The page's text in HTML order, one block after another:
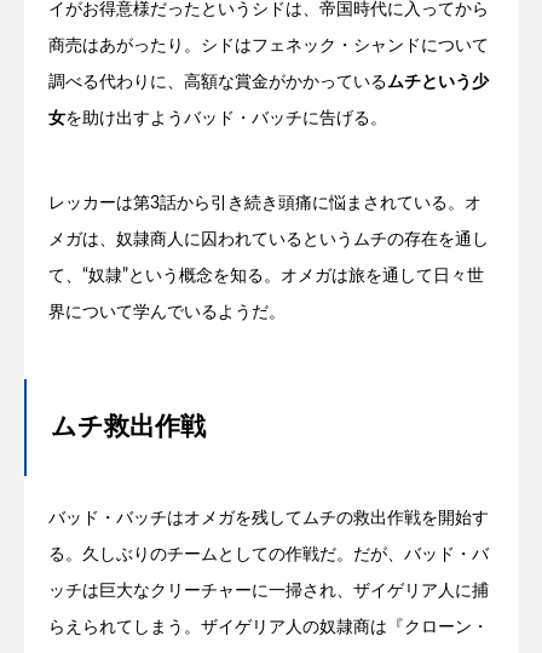
イがお得意様だったというシドは、帝国時代に入ってから
商売はあがったり。シドはフェネック・シャンドについて
調べる代わりに、高額な賞金がかかっているムチという少
女を助け出すようバッド・バッチに告げる。
レッカーは第3話から引き続き頭痛に悩まされている。オ
メガは、奴隷商人に囚われているというムチの存在を通し
て、“奴隷”という概念を知る。オメガは旅を通して日々世
界について学んでいるようだ。
ムチ救出作戦
バッド・バッチはオメガを残してムチの救出作戦を開始す
る。久しぶりのチームとしての作戦だ。だが、バッド・バ
ッチは巨大なクリーチャーに一掃され、ザイゲリア人に捕
らえられてしまう。ザイゲリア人の奴隷商は『クローン・